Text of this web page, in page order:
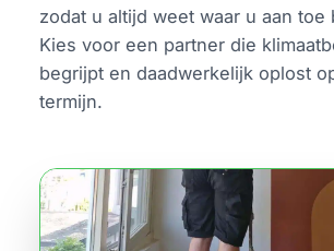
zodat u altijd weet waar u aan toe
Kies voor een partner die
begrijpt en daadwerkelijk oplost
termijn.